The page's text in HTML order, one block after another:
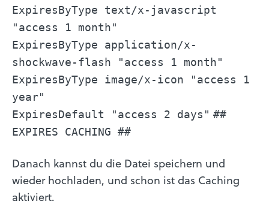
ExpiresByType text/x-javascript
"access 1 month"
ExpiresByType application/x-
shockwave-flash "access 1 month"
ExpiresByType image/x-icon "access 1
year"
ExpiresDefault "access 2 days" ##
EXPIRES CACHING ##
Danach kannst du die Datei speichern und
wieder hochladen, und schon ist das Caching
aktiviert.